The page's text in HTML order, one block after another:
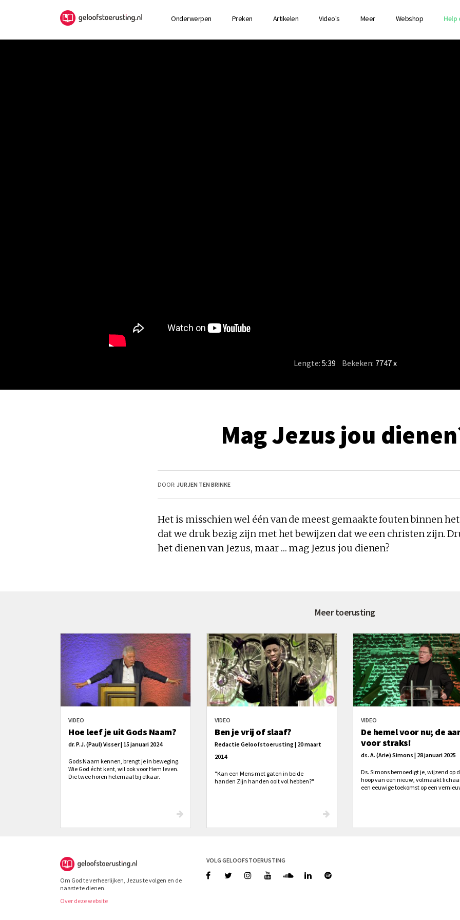
Onderwerpen Preken Artikelen Video's Meer Webshop Help
Lengte: 5:39 Bekeken: 7747 x
Mag Jezus jou
DOOR: JURJEN TEN BRINKE
Het is misschien wel één van de meest gemaakte fouten binnen
dat we druk bezig zijn met het bewijzen dat we een christen zijn.
het dienenvan Jezus, maar … mag Jezus jou dienen?
Meer toerusting
VIDEO
Hoe leef je uit Gods Naam?
dr. P.J. (Paul) Visser | 15 januari 2024
Gods Naam kennen, brengt je in beweging.
Wie God écht kent, wil ook voor Hem leven.
Die twee horen helemaal bij elkaar.
VIDEO
Ben je vrij of slaaf?
Redactie Geloofstoerusting | 20 maart
2014
"Kan een Mens met gaten in beide
handen Zijn handen ooit vol hebben?"
VIDEO
De hemel voor nu; de
voor straks!
ds. A. (Arie) Simons | 28 januari 2025
Ds. Simons bemoedigt je, wijzend op
hoop van een nieuw, volmaakt
een eeuwige toekomst op een
genade is genoeg voor jou.’
Om God te verheerlijken, Jezus te volgen en de
naaste te dienen.
Over deze website
VOLG GELOOFSTOERUSTING